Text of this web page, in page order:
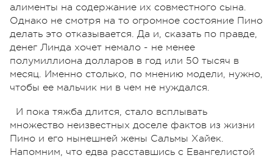
алименты на содержание их совместного сына.
Однако не смотря на то огромное состояние Пино
делать это отказывается. Да и, сказать по правде,
денег Линда хочет немало - не менее
полумиллиона долларов в год или 50 тысяч в
месяц. Именно столько, по мнению модели, нужно,
чтобы ее мальчик ни в чем не нуждался.
И пока тяжба длится, стало всплывать
множество неизвестных доселе фактов из жизни
Пино и его нынешней жены Сальмы Хайек.
Напомним, что едва расставшись с Евангелистой